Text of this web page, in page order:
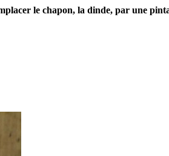
le chapon, la dinde, par une